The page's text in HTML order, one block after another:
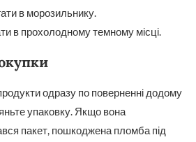
в морозильнику.
в прохолодному темному місці.
одразу по поверненні додому
упаковку. Якщо вона
пакет, пошкоджена пломба під